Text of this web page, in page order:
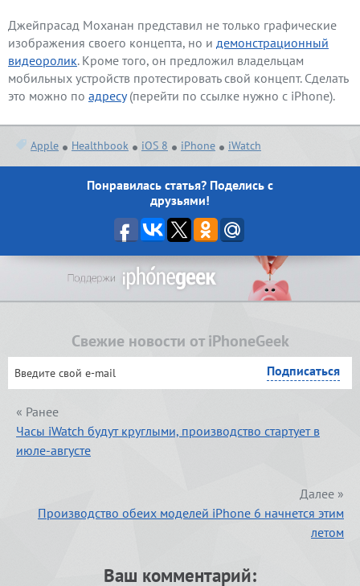
Джейпрасад Моханан представил не только графические
изображения своего концепта, но и демонстрационный
видеоролик. Кроме того, он предложил владельцам
мобильных устройств протестировать свой концепт. Сделать
это можно по адресу(перейти по ссылке нужно с iPhone).
Apple Healthbook iOS 8 iPhone iWatch
Понравилась статья? Поделись с
друзьями!
Свежие новости от iPhoneGeek
« Ранее
Часы iWatch будут круглыми, производство стартует в
июле-августе
Далее »
Производство обеих моделей iPhone 6 начнется этим
летом
Ваш комментарий: